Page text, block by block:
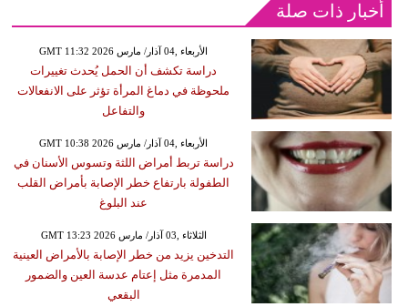
أخبار ذات صلة
GMT 11:32 2026 الأربعاء ,04 آذار/ مارس
دراسة تكشف أن الحمل يُحدث تغييرات
ملحوظة في دماغ المرأة تؤثر على الانفعالات
والتفاعل
GMT 10:38 2026 الأربعاء ,04 آذار/ مارس
دراسة تربط أمراض اللثة وتسوس الأسنان في
الطفولة بارتفاع خطر الإصابة بأمراض القلب
عند البلوغ
GMT 13:23 2026 الثلاثاء ,03 آذار/ مارس
التدخين يزيد من خطر الإصابة بالأمراض العينية
المدمرة مثل إعتام عدسة العين والضمور
البقعي